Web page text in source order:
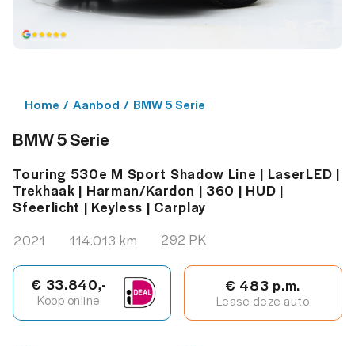
Home / Aanbod / BMW 5 Serie
BMW 5 Serie
Touring 530e M Sport Shadow Line | LaserLED |
Trekhaak | Harman/Kardon | 360 | HUD |
Sfeerlicht | Keyless | Carplay
2021
114.013 km 292 PK
€ 33.840,-
Koop online
€ 483 p.m.
Lease deze auto